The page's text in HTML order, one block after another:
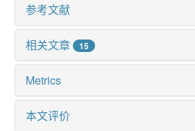
参考文献
相关文章 15
Metrics
本文评价